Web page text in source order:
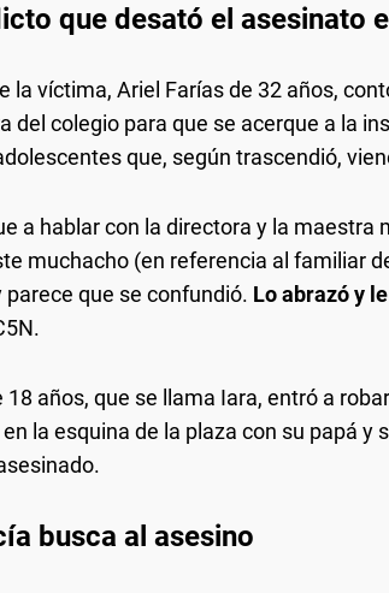
que desató el asesinato
la víctima, Ariel Farías de 32 años,
del colegio para que se acerque a la
que, según trascendió,
a hablar con la directora y la
muchacho (en referencia al familiar
parece que se confundió. Lo abrazó y
18 años, que se llama Iara, entró a
la esquina de la plaza con su papá y
busca al asesino